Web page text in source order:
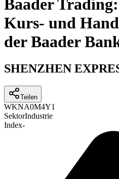
Baader
Kurs- und
der Baader
SHENZHEN
Teilen
WKNA0M4Y1
SektorIndustrie
Index-